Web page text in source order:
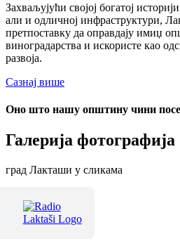
Захваљујући својој богатој
али и одличној инфраструктури,
претпоставку да оправдају имиџ
виноградарства и искористе као
развоја.
Сазнај више
Оно што нашу општину чини
Галерија фотографија
град Лакташи у сликама
Терме Лакташи